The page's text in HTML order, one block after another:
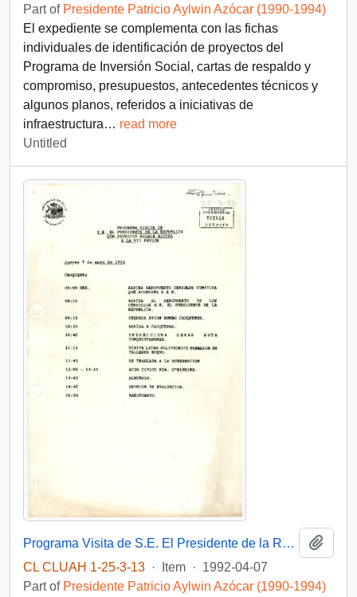
Part of Presidente Patricio Aylwin Azócar (1990-1994)
El expediente se complementa con las fichas
individuales de identificación de proyectos del
Programa de Inversión Social, cartas de respaldo y
compromiso, presupuestos, antecedentes técnicos y
algunos planos, referidos a iniciativas de
infraestructura… read more
Untitled
Programa Visita de S.E. El Presidente de la República Don Patricio Aylwin Azócar a la VII Región
CL CLUAH 1-25-3-13 · Item · 1992-04-07
Part of Presidente Patricio Aylwin Azócar (1990-1994)